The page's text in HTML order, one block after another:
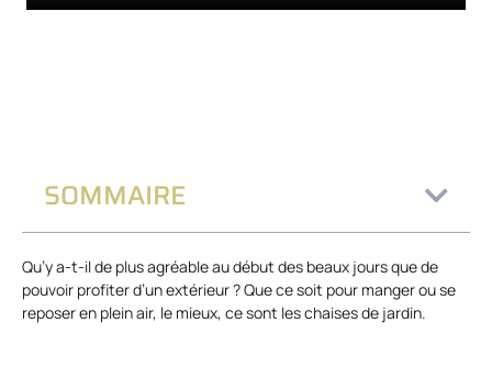
SOMMAIRE
Qu’y a-t-il de plus agréable au début des beaux jours que de
pouvoir profiter d’un extérieur ? Que ce soit pour manger ou se
reposer en plein air, le mieux, ce sont les chaises de jardin.